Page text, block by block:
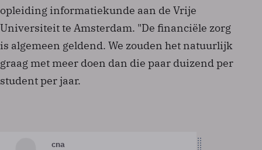
opleiding informatiekunde aan de Vrije
Universiteit te Amsterdam. "De financiële zorg
is algemeen geldend. We zouden het natuurlijk
graag met meer doen dan die paar duizend per
student per jaar.
cna